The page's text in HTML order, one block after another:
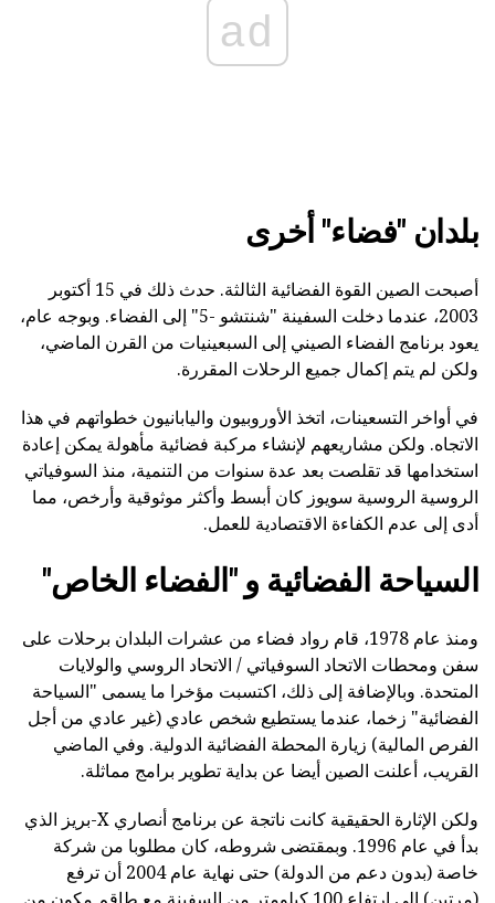
ad
بلدان "فضاء" أخرى
أصبحت الصين القوة الفضائية الثالثة. حدث ذلك في 15 أكتوبر
2003، عندما دخلت السفينة "شنتشو -5" إلى الفضاء. وبوجه عام،
يعود برنامج الفضاء الصيني إلى السبعينيات من القرن الماضي،
ولكن لم يتم إكمال جميع الرحلات المقررة.
في أواخر التسعينات، اتخذ الأوروبيون واليابانيون خطواتهم في هذا
الاتجاه. ولكن مشاريعهم لإنشاء مركبة فضائية مأهولة يمكن إعادة
استخدامها قد تقلصت بعد عدة سنوات من التنمية، منذ السوفياتي
الروسية الروسية سويوز كان أبسط وأكثر موثوقية وأرخص، مما
أدى إلى عدم الكفاءة الاقتصادية للعمل.
السياحة الفضائية و "الفضاء الخاص"
ومنذ عام 1978، قام رواد فضاء من عشرات البلدان برحلات على
سفن ومحطات الاتحاد السوفياتي / الاتحاد الروسي والولايات
المتحدة. وبالإضافة إلى ذلك، اكتسبت مؤخرا ما يسمى "السياحة
الفضائية" زخما، عندما يستطيع شخص عادي (غير عادي من أجل
الفرص المالية) زيارة المحطة الفضائية الدولية. وفي الماضي
القريب، أعلنت الصين أيضا عن بداية تطوير برامج مماثلة.
ولكن الإثارة الحقيقية كانت ناتجة عن برنامج أنصاري X-بريز الذي
بدأ في عام 1996. وبمقتضى شروطه، كان مطلوبا من شركة
خاصة (بدون دعم من الدولة) حتى نهاية عام 2004 أن ترفع